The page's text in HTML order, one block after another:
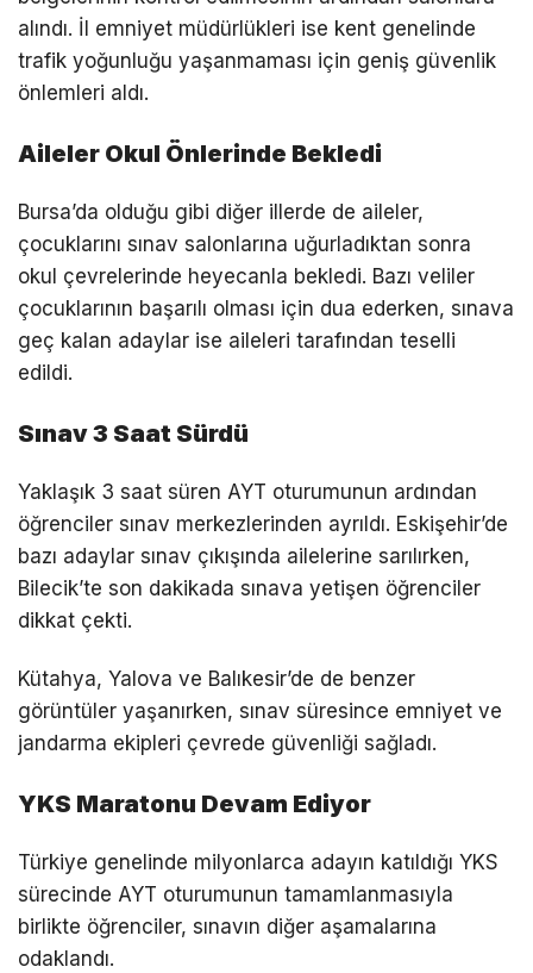
alındı. İl emniyet müdürlükleri ise kent genelinde
trafik yoğunluğu yaşanmaması için geniş güvenlik
önlemleri aldı.
Aileler Okul Önlerinde Bekledi
Bursa’da olduğu gibi diğer illerde de aileler,
çocuklarını sınav salonlarına uğurladıktan sonra
okul çevrelerinde heyecanla bekledi. Bazı veliler
çocuklarının başarılı olması için dua ederken, sınava
geç kalan adaylar ise aileleri tarafından teselli
edildi.
Sınav 3 Saat Sürdü
Yaklaşık 3 saat süren AYT oturumunun ardından
öğrenciler sınav merkezlerinden ayrıldı. Eskişehir’de
bazı adaylar sınav çıkışında ailelerine sarılırken,
Bilecik’te son dakikada sınava yetişen öğrenciler
dikkat çekti.
Kütahya, Yalova ve Balıkesir’de de benzer
görüntüler yaşanırken, sınav süresince emniyet ve
jandarma ekipleri çevrede güvenliği sağladı.
YKS Maratonu Devam Ediyor
Türkiye genelinde milyonlarca adayın katıldığı YKS
sürecinde AYT oturumunun tamamlanmasıyla
birlikte öğrenciler, sınavın diğer aşamalarına
odaklandı.